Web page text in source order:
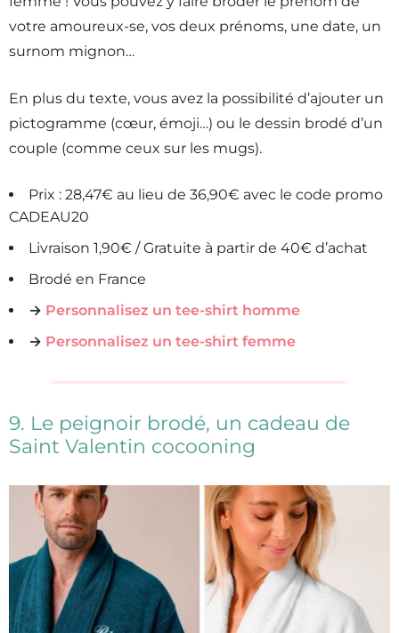
votre amoureux-se, vos deux prénoms, une date, un
surnom mignon…
En plus du texte, vous avez la possibilité d’ajouter un
pictogramme (cœur, émoji…) ou le dessin brodé d’un
couple (comme ceux sur les mugs).
Prix : 28,47€ au lieu de 36,90€ avec le code promo
CADEAU20
Livraison 1,90€ / Gratuite à partir de 40€ d’achat
Brodé en France
→ Personnalisez un tee-shirt homme
→ Personnalisez un tee-shirt femme
9. Le peignoir brodé, un cadeau de
Saint Valentin cocooning